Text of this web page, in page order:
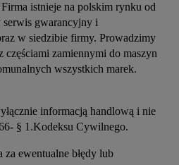
istnieje na polskim rynku od
gwarancyjny i
w siedzibie firmy. Prowadzimy
częściami zamiennymi do maszyn
wszystkich marek.
informacją handlową i nie
§ 1.Kodeksu Cywilnego.
ewentualne błędy lub